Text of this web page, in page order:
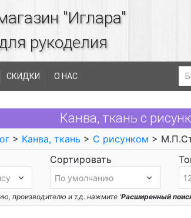
"Иглара"
рукоделия
СКИДКИ О НАС
Канва, ткань с
> Канва, ткань > С рисунком >
Сортировать
производителю и т.д. нажмите 'Расширенный